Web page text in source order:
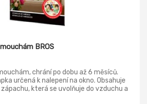
BROS
chrání po dobu až 6 měsíců.
určená k nalepení na okno. Obsahuje
která se uvolňuje do vzduchu a